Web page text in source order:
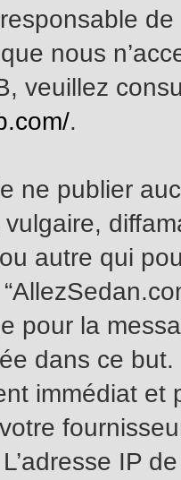
nous
veuillez
.
ne publier
autre qui
pour la
dans ce
immédiat et
IP